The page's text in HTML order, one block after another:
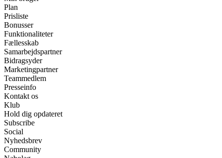
Plan
Prisliste
Bonusser
Funktionaliteter
Fællesskab
Samarbejdspartner
Bidragsyder
Marketingpartner
Teammedlem
Presseinfo
Kontakt os
Klub
Hold dig opdateret
Subscribe
Social
Nyhedsbrev
Community